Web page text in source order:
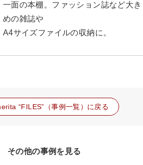
一面の本棚。ファッション誌など大き
めの雑誌や
A4サイズファイルの収納に。
“FILES”（事例一覧）に戻る
その他の事例を見る